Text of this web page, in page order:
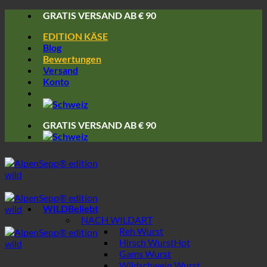
content
GRATIS VERSAND AB € 90
EDITION KÄSE
Blog
Bewertungen
Versand
Konto
GRATIS VERSAND AB € 90
WILD
NACH WILDART
Reh Wurst
Hirsch Wurst
Gams Wurst